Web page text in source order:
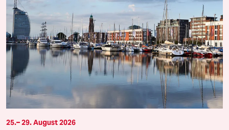
25.– 29. August 2026